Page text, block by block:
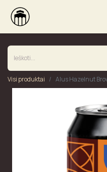
Visi produktai Alus Hazelnut